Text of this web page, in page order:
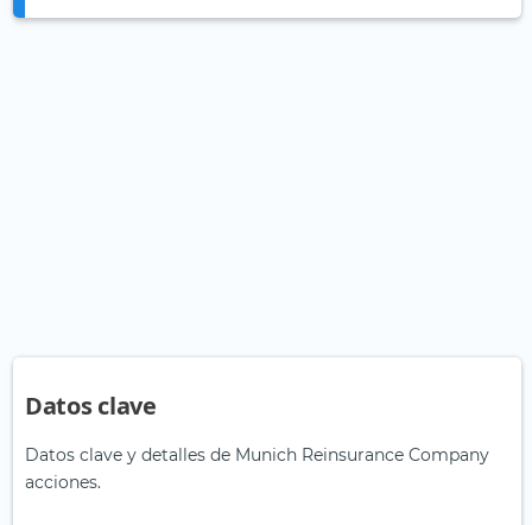
Datos clave
Datos clave y detalles de Munich Reinsurance Company
acciones.